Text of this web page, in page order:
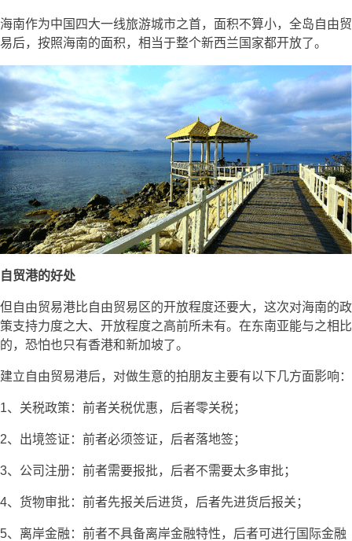
海南作为中国四大一线旅游城市之首，面积不算小，全岛自由贸
易后，按照海南的面积，相当于整个新西兰国家都开放了。
自贸港的好处
但自由贸易港比自由贸易区的开放程度还要大，这次对海南的政
策支持力度之大、开放程度之高前所未有。在东南亚能与之相比
的，恐怕也只有香港和新加坡了。
建立自由贸易港后，对做生意的拍朋友主要有以下几方面影响：
1、关税政策：前者关税优惠，后者零关税；
2、出境签证：前者必须签证，后者落地签；
3、公司注册：前者需要报批，后者不需要太多审批；
4、货物审批：前者先报关后进货，后者先进货后报关；
5、离岸金融：前者不具备离岸金融特性，后者可进行国际金融